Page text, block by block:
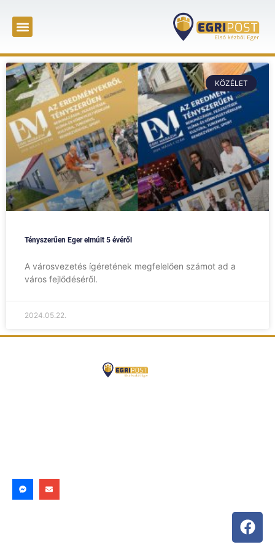
KÖZÉLET
Tényszerűen Eger elmúlt 5 évéről
A városvezetés ígéretének megfelelően számot ad a
város fejlődéséről.
2024.05.22.